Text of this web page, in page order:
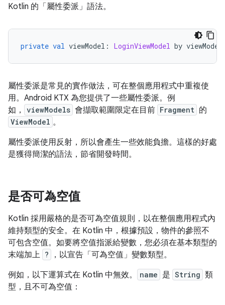
Kotlin 的「屬性委派」 語法。
private val viewModel : LoginViewModel by
屬性委派是常見的實作做法，可在整個應用程式中重複使
用。Android KTX 為您提供了一些屬性委派。例
如，
viewModels 會擷取範圍限定在目前 Fragment 的
ViewModel 。
屬性委派使用反射，所以會產生一些效能負擔。這樣的好處
是獲得簡潔的語法，節省開發時間。
是否可為空值
Kotlin 採用嚴格的是否可為空值規則，以在整個應用程式內
維持類型的安全。在 Kotlin 中，根據預設，物件的參照不
可包含空值。如要將空值指派給變數，您必須在基本類型的
末端加上 ? ，以宣告「可為空值」 變數類型。
例如，以下運算式在 Kotlin 中無效。
name 是 String 類
型，且不可為空值：